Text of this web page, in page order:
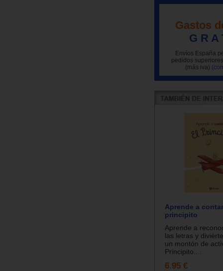
Gastos
G R A
Envíos España
pedidos
(más iva)
Aprende a
principito
Aprende a
las letras y
un montón de
Principito....
6.95 €